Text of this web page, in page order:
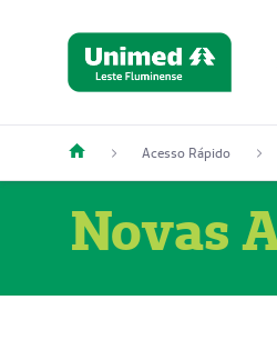
Acesso Rápido
Novas